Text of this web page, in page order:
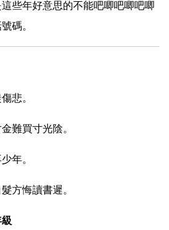
些年好意思的不能吧唧吧唧吧唧
碼。
悲。
難買寸光陰。
年。
方悔讀書遲。